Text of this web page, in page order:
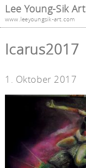
Lee Young-Sik Art
www.leeyoungsik-art.com
Icarus2017
1. Oktober 2017